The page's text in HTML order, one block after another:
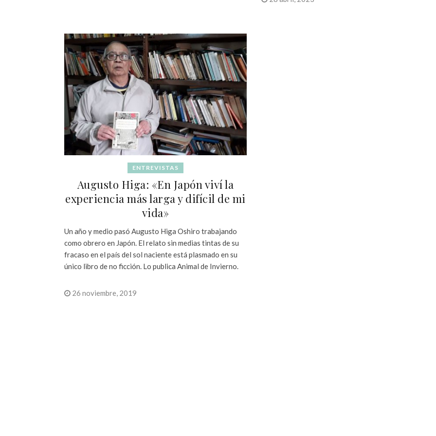
ENTREVISTAS
Augusto Higa: «En Japón viví la
experiencia más larga y difícil de mi
vida»
Un año y medio pasó Augusto Higa Oshiro trabajando
como obrero en Japón. El relato sin medias tintas de su
fracaso en el país del sol naciente está plasmado en su
único libro de no ficción. Lo publica Animal de Invierno.
26 noviembre, 2019